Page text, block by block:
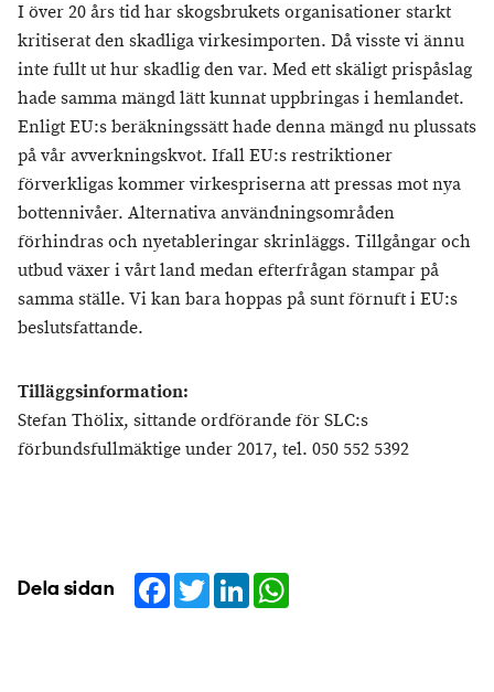
I över 20 års tid har skogsbrukets organisationer starkt
kritiserat den skadliga virkesimporten. Då visste vi ännu
inte fullt ut hur skadlig den var. Med ett skäligt prispåslag
hade samma mängd lätt kunnat uppbringas i hemlandet.
Enligt EU:s beräkningssätt hade denna mängd nu plussats
på vår avverkningskvot. Ifall EU:s restriktioner
förverkligas kommer virkespriserna att pressas mot nya
bottennivåer. Alternativa användningsområden
förhindras och nyetableringar skrinläggs. Tillgångar och
utbud växer i vårt land medan efterfrågan stampar på
samma ställe. Vi kan bara hoppas på sunt förnuft i EU:s
beslutsfattande.
Tilläggsinformation:
Stefan Thölix, sittande ordförande för SLC:s
förbundsfullmäktige under 2017, tel. 050 552 5392
Dela sidan Facebook
TwitterLinkedIn